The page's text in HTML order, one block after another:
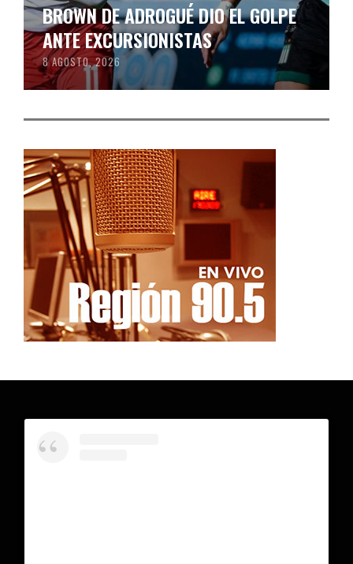
BROWN DE ADROGUÉ DIO EL GOLPE
ANTE EXCURSIONISTAS
8 AGOSTO, 2026